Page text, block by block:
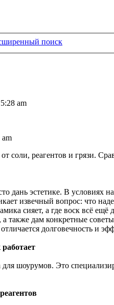
поиск
am
соли, реагентов и грязи.
дань эстетике. В условиях
извечный вопрос: что
сияет, а где воск всё
также дам конкретные
долговечность и
шоурумов. Это